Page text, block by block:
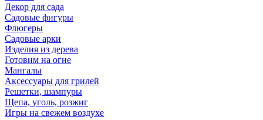
Декор для сада
Садовые фигуры
Флюгеры
Садовые арки
Изделия из дерева
Готовим на огне
Мангалы
Аксессуары для грилей
Решетки, шампуры
Щепа, уголь, розжиг
Игры на свежем воздухе